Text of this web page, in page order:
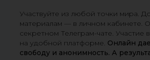
Участвуйте из любой точки мира.
материалам — в личном кабинете.
секретном Телеграм-чате. Участие
на удобной платформе. Онлайн
свободу и анонимность. А